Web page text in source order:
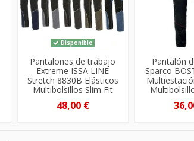
Disponible
Pantalones de trabajo
Extreme ISSA LINE
Stretch 8830B Elásticos
Multibolsillos Slim Fit
48,00 €
Pantalón
Sparco